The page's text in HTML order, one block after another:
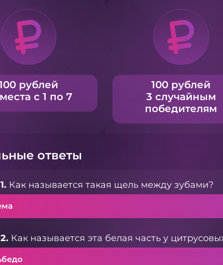
рублей
с 1 по 7
100 рублей
3 случайным
победителям
ответы
Как называется такая щель между зубами?
Как называется эта белая часть у